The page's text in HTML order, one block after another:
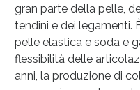
gran parte della pelle,
tendini e dei legamenti.
pelle elastica e soda e
flessibilità delle
anni, la produzione di
Vie Urinarie e